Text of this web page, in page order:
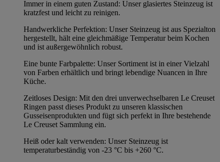
Immer in einem guten Zustand: Unser glasiertes Steinzeug ist
kratzfest und leicht zu reinigen.
Handwerkliche Perfektion: Unser Steinzeug ist aus Spezialton
hergestellt, hält eine gleichmäßige Temperatur beim Kochen
und ist außergewöhnlich robust.
Eine bunte Farbpalette: Unser Sortiment ist in einer Vielzahl
von Farben erhältlich und bringt lebendige Nuancen in Ihre
Küche.
Zeitloses Design: Mit den drei unverwechselbaren Le Creuset
Ringen passt dieses Produkt zu unseren klassischen
Gusseisenprodukten und fügt sich perfekt in Ihre bestehende
Le Creuset Sammlung ein.
Heiß oder kalt verwenden: Unser Steinzeug ist
temperaturbeständig von -23 °C bis +260 °C.